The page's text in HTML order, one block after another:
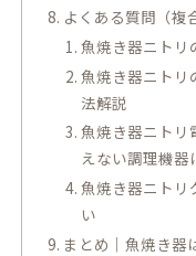
よくある質問（複
魚焼き器ニトリ
魚焼き器ニトリ
法解説
魚焼き器ニトリ
えない調理機器
魚焼き器ニトリ
い
まとめ｜魚焼き器